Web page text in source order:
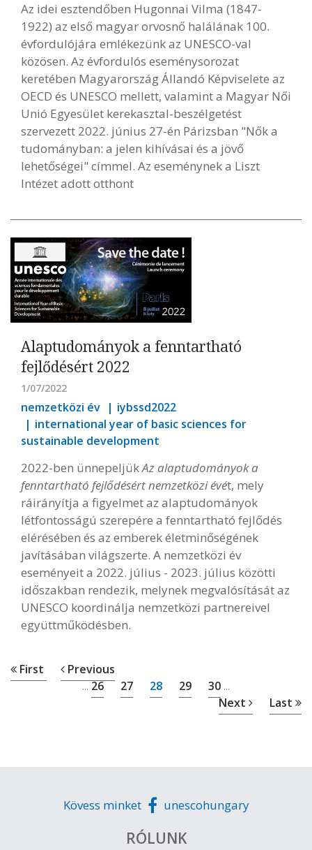
Az idei esztendőben Hugonnai Vilma (1847-
1922) az első magyar orvosnő halálának 100.
évfordulójára emlékezünk az UNESCO-val
közösen. Az évfordulós eseménysorozat
keretében Magyarország Állandó Képviselete az
OECD és UNESCO mellett, valamint a Magyar Női
Unió Egyesület kerekasztal-beszélgetést
szervezett 2022. június 27-én Párizsban "Nők a
tudományban: a jelen kihívásai és a jövő
lehetőségei" címmel. Az eseménynek a Liszt
Intézet adott otthont
Alaptudományok a fenntartható
fejlődésért 2022
1/07/2022
nemzetközi év
iybssd2022
international year of basic sciences for
sustainable development
2022-ben ünnepeljükAz alaptudományok a
fenntartható fejlődésért nemzetközi évét, mely
ráirányítja a figyelmet az alaptudományok
létfontosságú szerepére a fenntartható fejlődés
elérésében és az emberek életminőségének
javításában világszerte. A nemzetközi év
eseményeit a 2022. július - 2023. július közötti
időszakban rendezik, melynek megvalósítását az
UNESCO koordinálja nemzetközi partnereivel
együttműködésben.
First Previous
... 26 27 28 29 30 ...
Next Last
Kövess minket unescohungary
RÓLUNK